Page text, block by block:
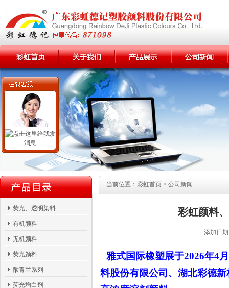
荧光、透明染料
有机颜料
无机颜料
荧光颜料
酞青兰系列
荧光增白剂
当前位置： 彩虹首页> 公司新闻
彩虹颜料
添加日
雅式国际橡塑展于2026年4
料股份有限公司、 湖北彩德新